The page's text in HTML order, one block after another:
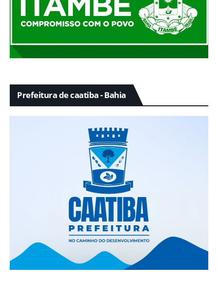
Prefeitura de caatiba - Bahia